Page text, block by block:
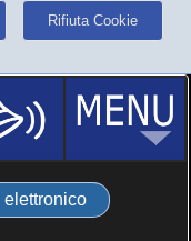
Rifiuta Cookie
elettronico